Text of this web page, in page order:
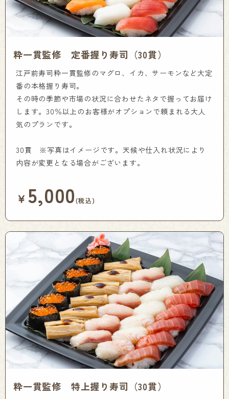
粋一貫監修 定番握り寿司（30貫）
江戸前寿司粋一貫監修のマグロ、イカ、サーモンなど大定
番の本格握り寿司。
その時の季節や市場の状況に合わせたネタで握ってお届け
します。30％以上のお客様がオプションで頼まれる大人
気のプランです。
30貫 ※写真はイメージです。天候や仕入れ状況により
内容が変更となる場合がございます。
￥5,000(税込)
粋一貫監修 特上握り寿司（30貫）